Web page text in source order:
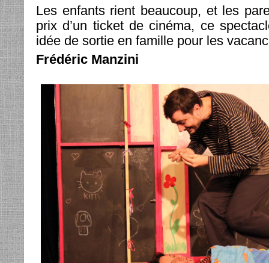
Les enfants rient beaucoup, et les
prix d’un ticket de cinéma, ce
idée de sortie en famille pour les
Frédéric Manzini